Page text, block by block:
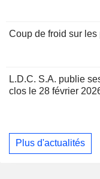
Coup de froid sur les
L.D.C. S.A. publie
clos le 28 février
Plus d'actualités